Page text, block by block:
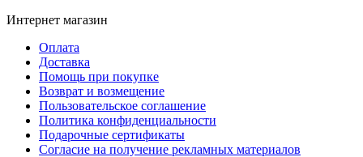
Интернет магазин
Оплата
Доставка
Помощь при покупке
Возврат и возмещение
Пользовательское соглашение
Политика конфиденциальности
Подарочные сертификаты
Согласие на получение рекламных материалов